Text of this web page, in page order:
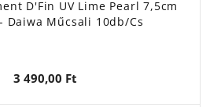
D'Fin UV Lime Pearl 7,5cm
Daiwa Műcsali 10db/cs
3 490,00 Ft